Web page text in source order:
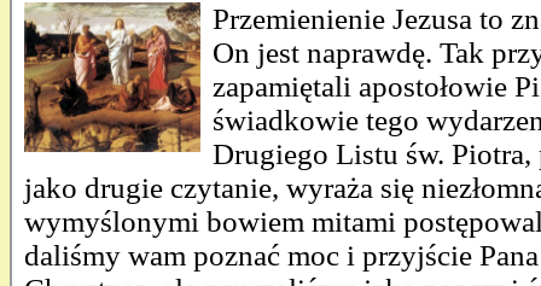
Przemienienie Jezusa to
On jest naprawdę. Tak
zapamiętali apostołowie
świadkowie tego
Drugiego Listu św.
jako drugie czytanie, wyraża się
wymyślonymi bowiem mitami
daliśmy wam poznać moc i przyjście Pana